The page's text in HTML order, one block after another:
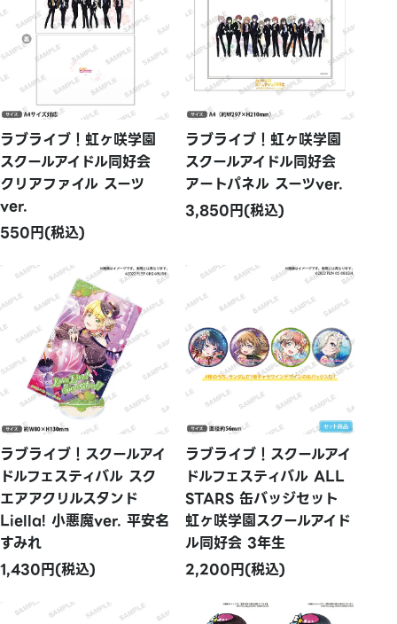
ラブライブ！虹ヶ咲学園
スクールアイドル同好会
クリアファイル スーツ
ver.
550円(税込)
ラブライブ！虹ヶ咲学園
スクールアイドル同好会
アートパネル スーツver.
3,850円(税込)
ラブライブ！スクールアイ
ドルフェスティバル スク
エアアクリルスタンド
Liella! 小悪魔ver. 平安名
すみれ
1,430円(税込)
ラブライブ！スクールアイ
ドルフェスティバル ALL
STARS 缶バッジセット
虹ヶ咲学園スクールアイド
ル同好会 3年生
2,200円(税込)